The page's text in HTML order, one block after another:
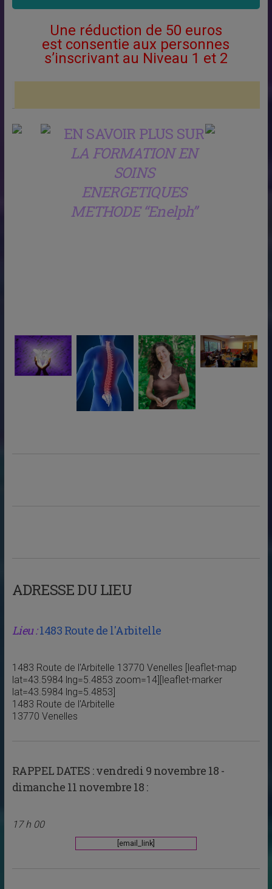
Une réduction de 50 euros
est consentie aux personnes
s’inscrivant au Niveau 1 et 2
EN SAVOIR PLUS SUR
LA FORMATION EN
SOINS
ENERGETIQUES
METHODE “Enelph”
ADRESSE DU LIEU
Lieu :1483 Route de l'Arbitelle
1483 Route de l'Arbitelle 13770 Venelles [leaflet-map
lat=43.5984 lng=5.4853 zoom=14][leaflet-marker
lat=43.5984 lng=5.4853]
1483 Route de l'Arbitelle
13770 Venelles
RAPPEL DATES :vendredi 9 novembre 18 -
dimanche 11 novembre 18 :
17 h 00
[email_link]